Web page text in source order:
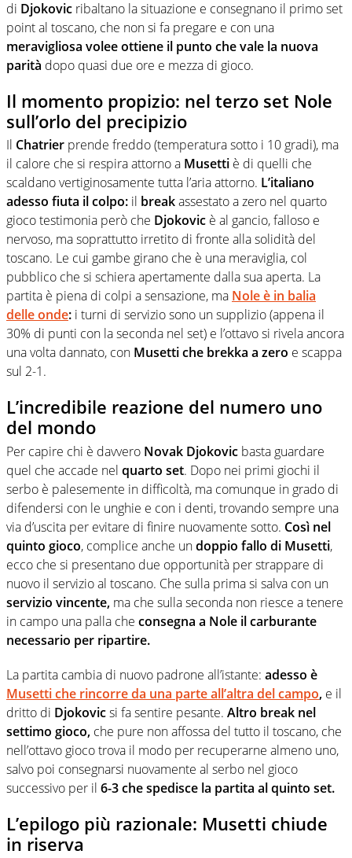
di Djokovic ribaltano la situazione e consegnano il primo set
point al toscano, che non si fa pregare e con una
meravigliosa volee ottiene il punto che vale la nuova
parità dopo quasi due ore e mezza di gioco.
Il momento propizio: nel terzo set Nole
sull’orlo del precipizio
Il Chatrier prende freddo (temperatura sotto i 10 gradi), ma
il calore che si respira attorno a Musetti è di quelli che
scaldano vertiginosamente tutta l’aria attorno. L’italiano
adesso fiuta il colpo: il breakassestato a zero nel quarto
gioco testimonia però che Djokovic è al gancio, falloso e
nervoso, ma soprattutto irretito di fronte alla solidità del
toscano. Le cui gambe girano che è una meraviglia, col
pubblico che si schiera apertamente dalla sua aperta. La
partita è piena di colpi a sensazione, ma Nole è in balia
delle onde: i turni di servizio sono un supplizio (appena il
30% di punti con la seconda nel set) e l’ottavo si rivela ancora
una volta dannato, con Musetti che brekka a zero e scappa
sul 2-1.
L’incredibile reazione del numero uno
del mondo
Per capire chi è davvero Novak Djokovic basta guardare
quel che accade nel quarto set. Dopo nei primi giochi il
serbo è palesemente in difficoltà, ma comunque in grado di
difendersi con le unghie e con i denti, trovando sempre una
via d’uscita per evitare di finire nuovamente sotto. Così nel
quinto gioco, complice anche undoppio fallo di Musetti,
ecco che si presentano due opportunità per strappare di
nuovo il servizio al toscano. Che sulla prima si salva con un
servizio vincente, ma che sulla seconda non riesce a tenere
in campo una palla che consegna a Nole il carburante
necessario per ripartire.
La partita cambia di nuovo padrone all’istante: adesso è
Musetti che rincorre da una parte all’altra del campo, e il
dritto di Djokovicsi fa sentire pesante. Altro break nel
settimo gioco, che pure non affossa del tutto il toscano, che
nell’ottavo gioco trova il modo per recuperarne almeno uno,
salvo poi consegnarsi nuovamente al serbo nel gioco
successivo per il 6-3 che spedisce la partita al quinto set.
L’epilogo più razionale: Musetti chiude
in riserva